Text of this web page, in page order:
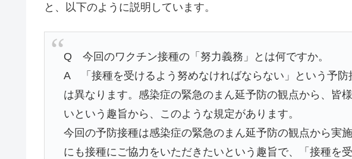
と、以下のように説明しています。
Q 今回のワクチン接種の「努力義務」とは何ですか。
A 「接種を受けるよう努めなければならない」という予防
は異なります。感染症の緊急のまん延予防の観点から、皆
いという趣旨から、このような規定があります。
今回の予防接種は感染症の緊急のまん延予防の観点から実
にも接種にご協力をいただきたいという趣旨で、「接種を